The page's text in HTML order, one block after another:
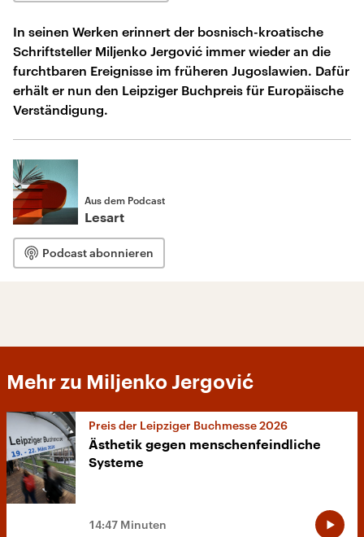
In seinen Werken erinnert der bosnisch-kroatische
Schriftsteller Miljenko Jergović immer wieder an die
furchtbaren Ereignisse im früheren Jugoslawien. Dafür
erhält er nun den Leipziger Buchpreis für Europäische
Verständigung.
Aus dem Podcast
Lesart
Podcast abonnieren
Mehr zu Miljenko Jergović
Preis der Leipziger Buchmesse 2026
Ästhetik gegen menschenfeindliche
Systeme
14:47 Minuten